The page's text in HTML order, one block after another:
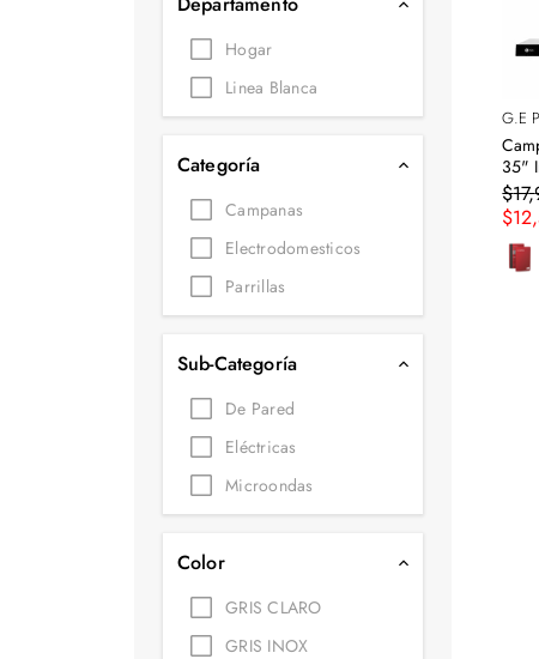
Tecnología
Muebles
Línea blanca
Juguetería
Deportes
Movilidad
Gourmet
Productos Yucatecos
Salud y Bienestar
Hogar
Linea Blanca
Categoría
Campanas
Electrodomesticos
Parrillas
Sub-Categoría
De Pared
Eléctricas
Microondas
Color
GRIS CLARO
GRIS INOX
G.E
35"
$17,
$12,